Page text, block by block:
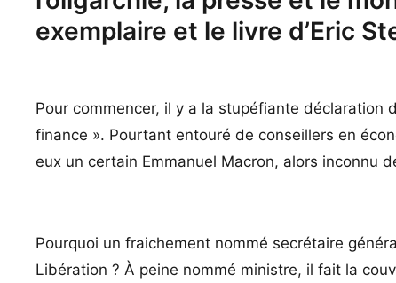
exemplaire et le livre d’Eric
Pour commencer, il y a la stupéfiante
finance ». Pourtant entouré de conseillers en
eux un certain Emmanuel Macron, alors inconnu
Pourquoi un fraichement nommé secrétaire
Libération ? À peine nommé ministre, il fait la